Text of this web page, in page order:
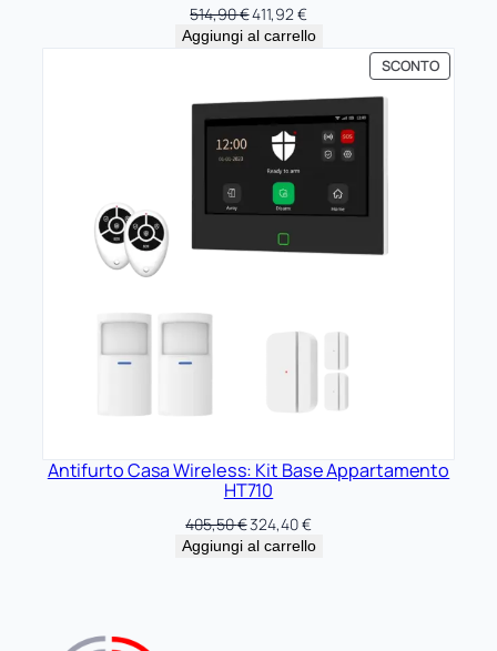
514,90€Il
prezzo
514,90 €.
411,92€Il
prezzo
411,92 €.
Aggiungi al carrello
SCONTO
IN
Antifurto Casa Wireless: Kit Base Appartamento
HT710
405,50€Il
prezzo
324,40€Il
prezzo
Aggiungi al carrello